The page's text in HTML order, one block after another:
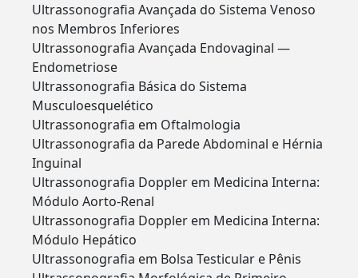
Ultrassonografia Avançada do Sistema Venoso
nos Membros Inferiores
Ultrassonografia Avançada Endovaginal —
Endometriose
Ultrassonografia Básica do Sistema
Musculoesquelético
Ultrassonografia em Oftalmologia
Ultrassonografia da Parede Abdominal e Hérnia
Inguinal
Ultrassonografia Doppler em Medicina Interna:
Módulo Aorto-Renal
Ultrassonografia Doppler em Medicina Interna:
Módulo Hepático
Ultrassonografia em Bolsa Testicular e Pênis